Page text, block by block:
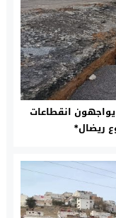
انقطاعات
ريضال*